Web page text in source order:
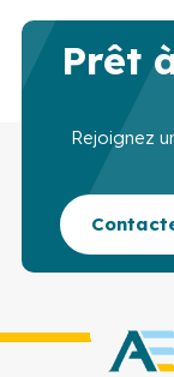
Prêt
Rejoignez